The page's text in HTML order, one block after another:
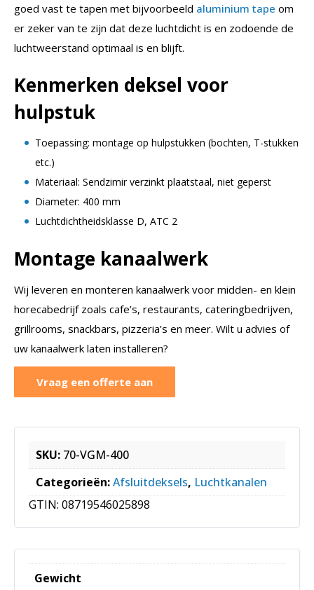
goed vast te tapen met bijvoorbeeld aluminium tape om
er zeker van te zijn dat deze luchtdicht is en zodoende de
luchtweerstand optimaal is en blijft.
Kenmerken deksel voor
hulpstuk
Toepassing: montage op hulpstukken (bochten, T-stukken
etc.)
Materiaal: Sendzimir verzinkt plaatstaal, niet geperst
Diameter: 400 mm
Luchtdichtheidsklasse D, ATC 2
Montage kanaalwerk
Wij leveren en monteren kanaalwerk voor midden- en klein
horecabedrijf zoals cafe’s, restaurants, cateringbedrijven,
grillrooms, snackbars, pizzeria’s en meer. Wilt u advies of
uw kanaalwerk laten installeren?
Vraag een offerte aan
SKU: 70-VGM-400
Categorieën:Afsluitdeksels, Luchtkanalen
GTIN: 08719546025898
Gewicht